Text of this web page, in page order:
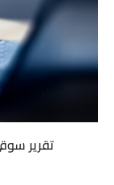
تقرير سوقي